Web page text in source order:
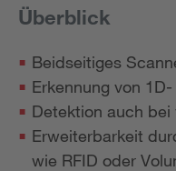
Überblick
Beidseitiges
Erkennung von
Detektion auch
Erweiterbarkeit
wie RFID oder